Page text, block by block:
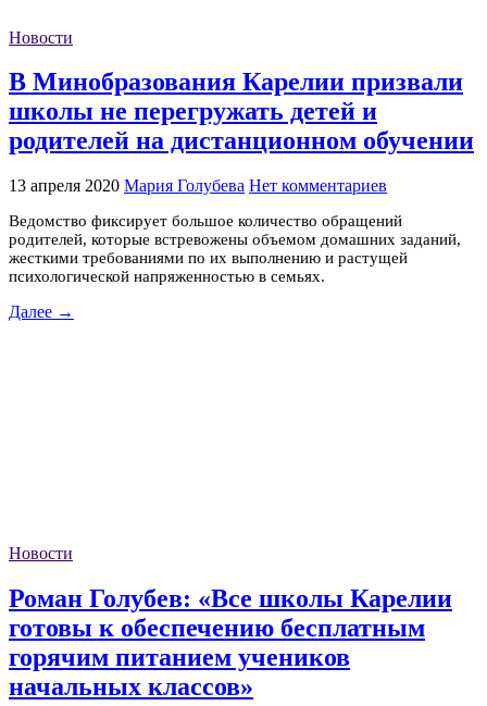
Новости
В Минобразования Карелии призвали
школы не перегружать детей и
родителей на дистанционном обучении
13 апреля 2020 Мария Голубева Нет комментариев
Ведомство фиксирует большое количество обращений
родителей, которые встревожены объемом домашних заданий,
жесткими требованиями по их выполнению и растущей
психологической напряженностью в семьях.
Далее →
Новости
Роман Голубев: «Все школы Карелии
готовы к обеспечению бесплатным
горячим питанием учеников
начальных классов»